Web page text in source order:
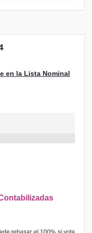
en la Lista Nominal